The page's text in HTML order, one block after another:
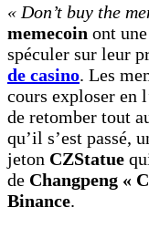
« Don’t buy the
memecoin ont une
spéculer sur leur
de casino. Les
cours exploser en
de retomber tout
qu’il s’est passé,
jeton CZStatue
de Changpeng «
Binance.